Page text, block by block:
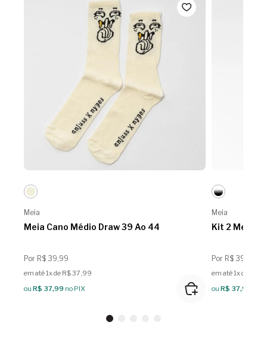
Meia
Meia Cano Médio Draw 39 Ao 44
Por R$ 39,99
em até 1x de R$ 37,99
ou R$ 37,99 no PIX
Meia
Kit 2 Meias
Por R$ 39,99
em até 1x de R$
ou R$ 37,99